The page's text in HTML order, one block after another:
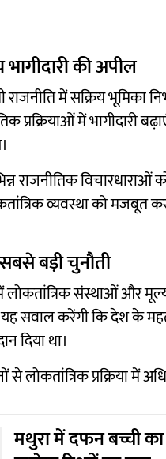
की अपील
में सक्रिय भूमिका
प्रक्रियाओं में भागीदारी
राजनीतिक
व्यवस्था को मजबूत
बड़ी चुनौती
संस्थाओं और मूल्यों
सवाल करेंगी कि देश के
दिया था।
से लोकतांत्रिक प्रक्रिया में
मथुरा में दफन बच्ची